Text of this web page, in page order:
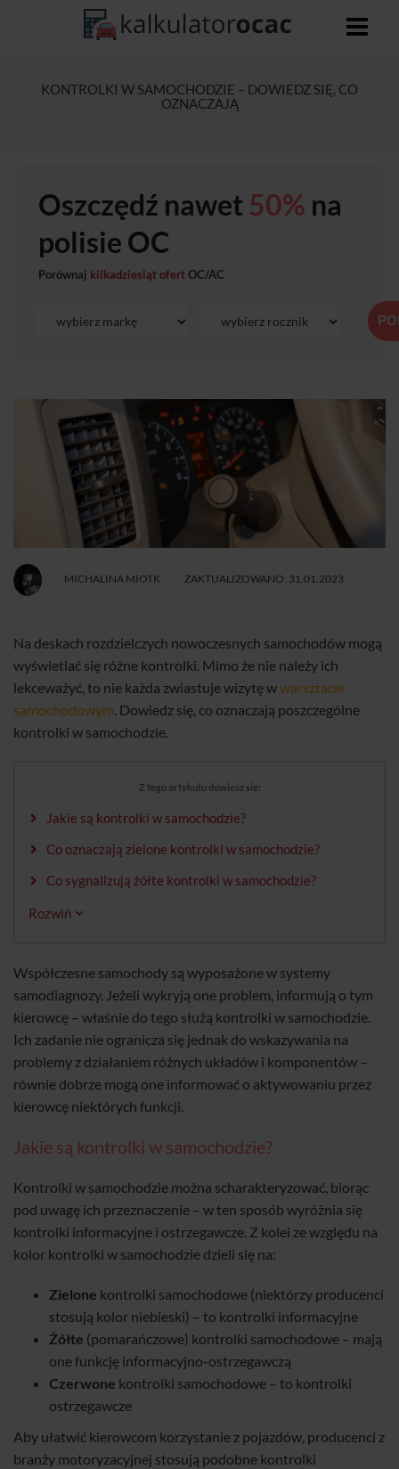
KONTROLKI W SAMOCHODZIE – DOWIEDZ SIĘ, CO
OZNACZAJĄ
Oszczędź nawet 50% na
polisie OC
Porównaj kilkadziesiąt ofertOC/AC
MICHALINA MIOTK ZAKTUALIZOWANO: 31.01.2023
Na deskach rozdzielczych nowoczesnych samochodów mogą
wyświetlać się różne kontrolki. Mimo że nie należy ich
lekceważyć, to nie każda zwiastuje wizytę wwarsztacie
samochodowym. Dowiedz się, co oznaczają poszczególne
kontrolki w samochodzie.
Z tego artykułu dowiesz się:
Jakie są kontrolki w samochodzie?
Co oznaczają zielone kontrolki w samochodzie?
Co sygnalizują żółte kontrolki w samochodzie?
Rozwiń
Współczesne samochody są wyposażone w systemy
samodiagnozy. Jeżeli wykryją one problem, informują o tym
kierowcę – właśnie do tego służą kontrolki w samochodzie.
Ich zadanie nie ogranicza się jednak do wskazywania na
problemy z działaniem różnych układów i komponentów –
równie dobrze mogą one informować o aktywowaniu przez
kierowcę niektórych funkcji.
Jakie są kontrolki w samochodzie?
Kontrolki w samochodzie można scharakteryzować, biorąc
pod uwagę ich przeznaczenie – w ten sposób wyróżnia się
kontrolki informacyjne i ostrzegawcze. Z kolei ze względu na
kolor kontrolki w samochodzie dzieli się na:
Zielone kontrolki samochodowe (niektórzy producenci
stosują kolor niebieski) – to kontrolki informacyjne
Żółte (pomarańczowe) kontrolki samochodowe – mają
one funkcję informacyjno-ostrzegawczą
Czerwone kontrolki samochodowe – to kontrolki
ostrzegawcze
Aby ułatwić kierowcom korzystanie z pojazdów, producenci z
branży motoryzacyjnej stosują podobne kontrolki